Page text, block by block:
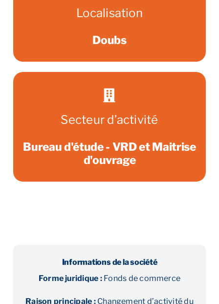
Localisation
Doubs
Secteur d’activité
Bureau d'étude - VRD et Maitrise
d'ouvrage
Informations de la société
Forme juridique :Fonds de commerce
Raison principale :Changement d’activité du